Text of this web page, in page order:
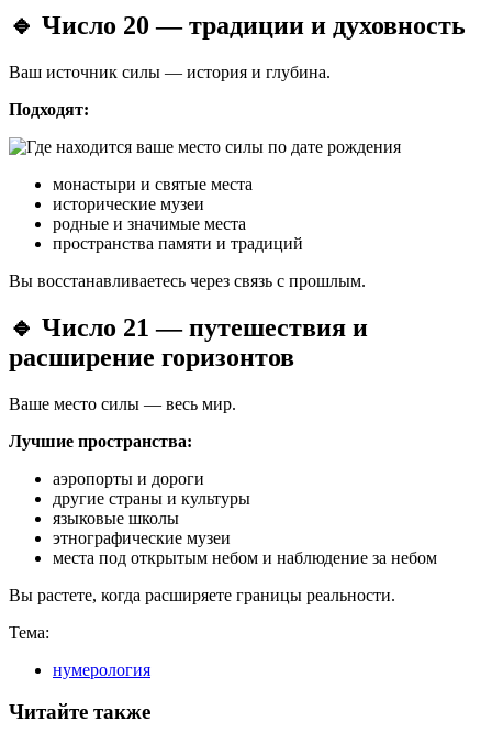
🔹 Число 20 — традиции и духовность
Ваш источник силы — история и глубина.
Подходят:
монастыри и святые места
исторические музеи
родные и значимые места
пространства памяти и традиций
Вы восстанавливаетесь через связь с прошлым.
🔹 Число 21 — путешествия и
расширение горизонтов
Ваше место силы — весь мир.
Лучшие пространства:
аэропорты и дороги
другие страны и культуры
языковые школы
этнографические музеи
места под открытым небом и наблюдение за небом
Вы растете, когда расширяете границы реальности.
Тема:
нумерология
Читайте также